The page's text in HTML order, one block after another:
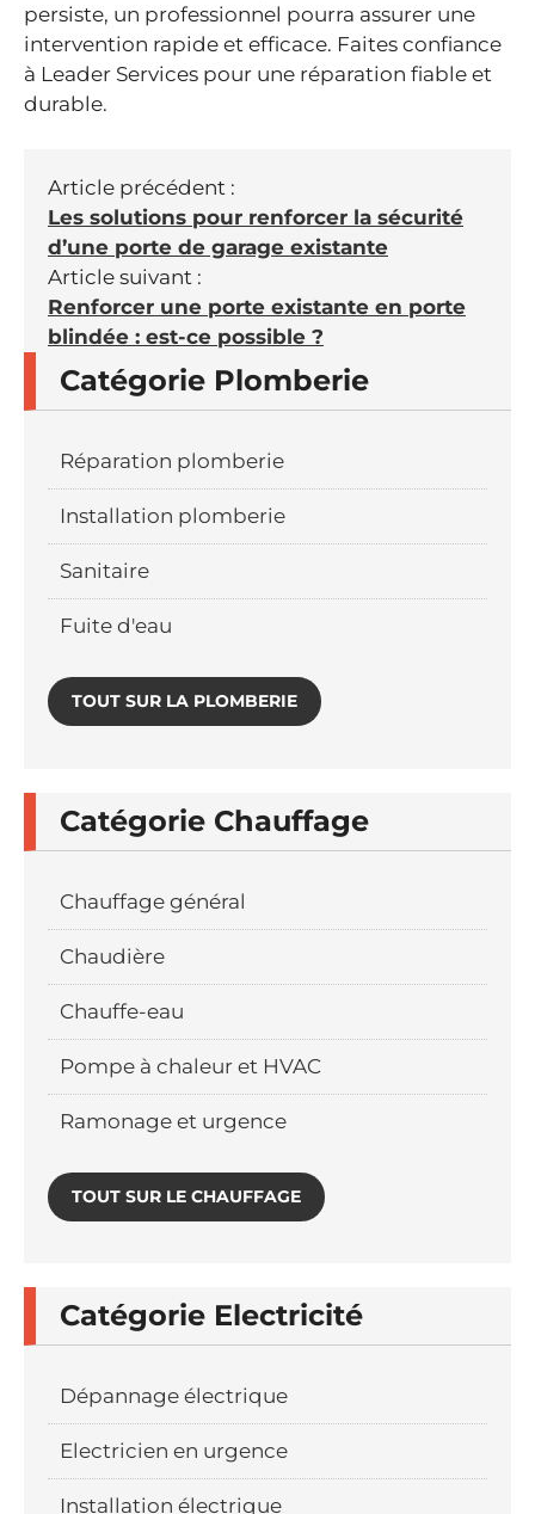
persiste, un professionnel pourra assurer une
intervention rapide et efficace. Faites confiance
à Leader Services pour une réparation fiable et
durable.
Article précédent :
Les solutions pour renforcer la sécurité
d’une porte de garage existante
Article suivant :
Renforcer une porte existante en porte
blindée : est-ce possible ?
Catégorie Plomberie
Réparation plomberie
Installation plomberie
Sanitaire
Fuite d'eau
TOUT SUR LA PLOMBERIE
Catégorie Chauffage
Chauffage général
Chaudière
Chauffe-eau
Pompe à chaleur et HVAC
Ramonage et urgence
TOUT SUR LE CHAUFFAGE
Catégorie Electricité
Dépannage électrique
Electricien en urgence
Installation électrique